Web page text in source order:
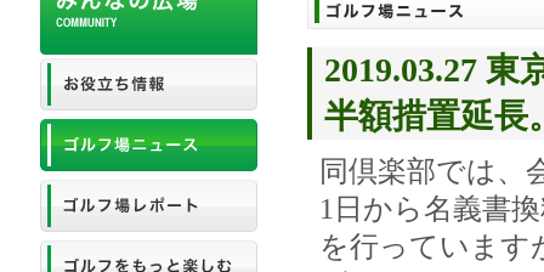
2019.03.27
半額措置延長
同倶楽部では、
1日から名義書
を行っています